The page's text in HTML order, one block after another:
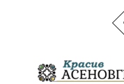
село неофит рилски